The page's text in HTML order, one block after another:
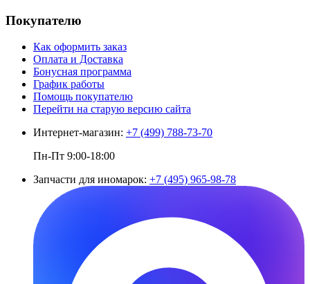
Покупателю
Как оформить заказ
Оплата и Доставка
Бонусная программа
График работы
Помощь покупателю
Перейти на старую версию сайта
Интернет-магазин: +7 (499) 788-73-70
Пн-Пт 9:00-18:00
Запчасти для иномарок: +7 (495) 965-98-78